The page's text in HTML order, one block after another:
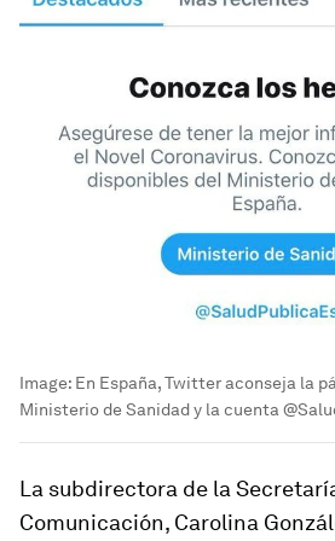
Image: En España, Twitter aconseja la
Ministerio de Sanidad y la cuenta
La subdirectora de la
Comunicación, Carolina